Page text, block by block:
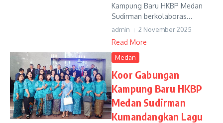
Kampung Baru HKBP Medan
Sudirman berkolaboras...
admin 2 November 2025
Read More
Medan
Koor Gabungan
Kampung Baru HKBP
Medan Sudirman
Kumandangkan Lagu